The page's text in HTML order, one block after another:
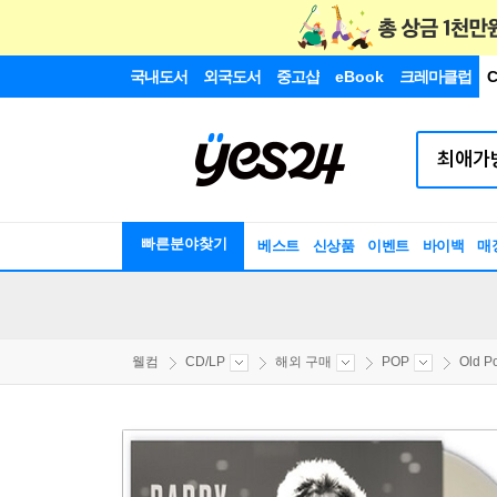
국내도서 외국도서 중고샵 eBook 크레마클럽
빠른분야찾기 베스트 신상품 이벤트 바이백 매
웰컴 CD/LP 해외 구매 POP Old